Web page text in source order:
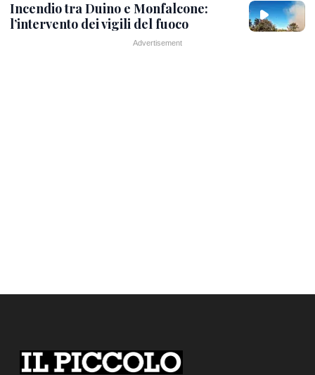
Incendio tra Duino e Monfalcone:
l’intervento dei vigili del fuoco